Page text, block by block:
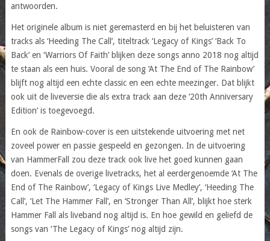
antwoorden.
Het originele album is niet geremasterd en bij het beluisteren van
tracks als ‘Heeding The Call’, titeltrack ‘Legacy of Kings’ ‘Back To
Back’ en ‘Warriors Of Faith’ blijken deze songs anno 2018 nog altijd
te staan als een huis. Vooral de song ‘At The End of The Rainbow’
blijft nog altijd een echte classic en een echte meezinger. Dat blijkt
ook uit de liveversie die als extra track aan deze ‘20th Anniversary
Edition’ is toegevoegd.
En ook de Rainbow-cover is een uitstekende uitvoering met net
zoveel power en passie gespeeld en gezongen. In de uitvoering
van HammerFall zou deze track ook live het goed kunnen gaan
doen. Evenals de overige livetracks, het al eerdergenoemde ‘At The
End of The Rainbow’, ‘Legacy of Kings Live Medley’, ‘Heeding The
Call’, ‘Let The Hammer Fall’, en ‘Stronger Than All’, blijkt hoe sterk
Hammer Fall als liveband nog altijd is. En hoe gewild en geliefd de
songs van ‘The Legacy of Kings’ nog altijd zijn.